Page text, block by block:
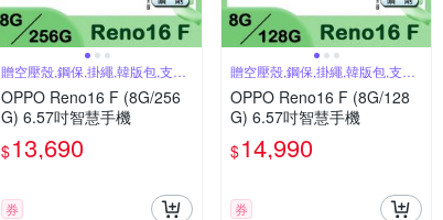
贈空壓殼,鋼保,掛繩,韓版包,支架,
噴劑
OPPO Reno16 F (8G/256
G) 6.57吋智慧手機
$13,690
券
贈空壓殼,鋼保,掛繩,韓版包,支架,
噴劑
OPPO Reno16 F (8G/128
G) 6.57吋智慧手機
$14,990
券